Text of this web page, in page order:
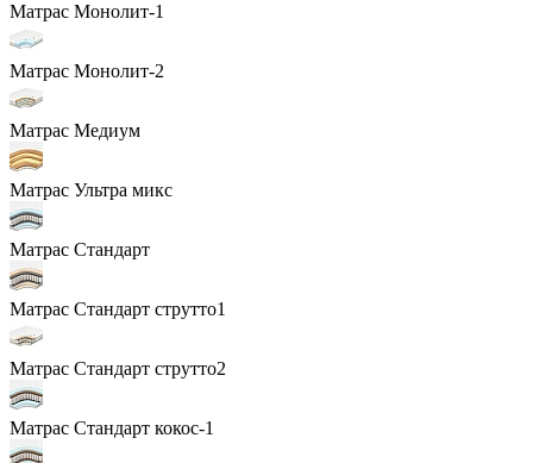
Матрас Монолит-1
Матрас Монолит-2
Матрас Медиум
Матрас Ультра микс
Матрас Стандарт
Матрас Стандарт струтто1
Матрас Стандарт струтто2
Матрас Стандарт кокос-1